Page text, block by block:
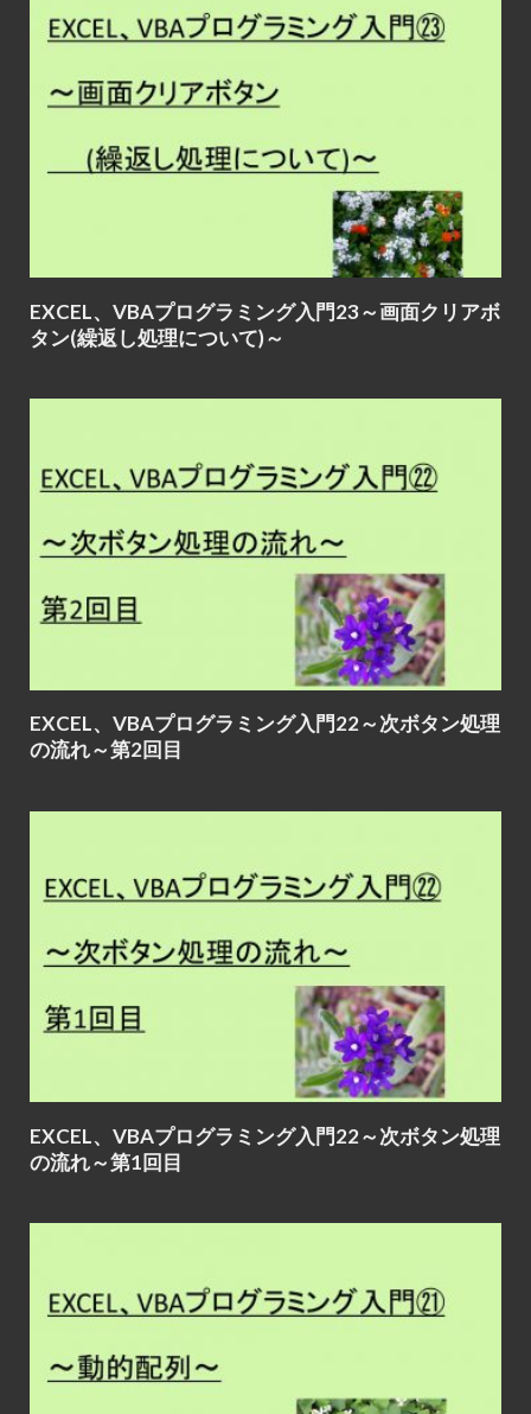
EXCEL、VBAプログラミング入門23～画面クリアボ
タン(繰返し処理について)～
EXCEL、VBAプログラミング入門22～次ボタン処理
の流れ～第2回目
EXCEL、VBAプログラミング入門22～次ボタン処理
の流れ～第1回目